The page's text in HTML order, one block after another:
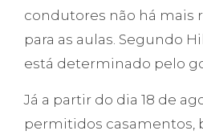
condutores não há mais
para as aulas. Segundo
está determinado pelo
Já a partir do dia 18 de
permitidos casamentos,